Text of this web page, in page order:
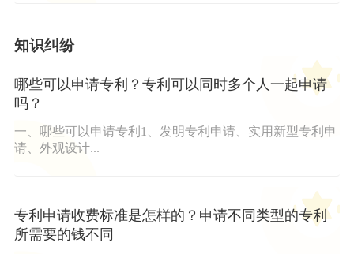
知识纠纷
哪些可以申请专利？专利可以同时多个人一起申请
吗？
一、哪些可以申请专利1、发明专利申请、实用新型专利申
请、外观设计...
专利申请收费标准是怎样的？申请不同类型的专利
所需要的钱不同